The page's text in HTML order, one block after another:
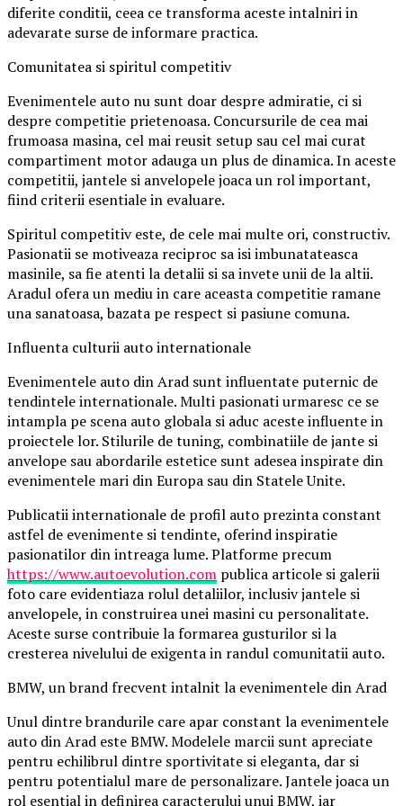
diferite conditii, ceea ce transforma aceste intalniri in
adevarate surse de informare practica.
Comunitatea si spiritul competitiv
Evenimentele auto nu sunt doar despre admiratie, ci si
despre competitie prietenoasa. Concursurile de cea mai
frumoasa masina, cel mai reusit setup sau cel mai curat
compartiment motor adauga un plus de dinamica. In aceste
competitii, jantele si anvelopele joaca un rol important,
fiind criterii esentiale in evaluare.
Spiritul competitiv este, de cele mai multe ori, constructiv.
Pasionatii se motiveaza reciproc sa isi imbunatateasca
masinile, sa fie atenti la detalii si sa invete unii de la altii.
Aradul ofera un mediu in care aceasta competitie ramane
una sanatoasa, bazata pe respect si pasiune comuna.
Influenta culturii auto internationale
Evenimentele auto din Arad sunt influentate puternic de
tendintele internationale. Multi pasionati urmaresc ce se
intampla pe scena auto globala si aduc aceste influente in
proiectele lor. Stilurile de tuning, combinatiile de jante si
anvelope sau abordarile estetice sunt adesea inspirate din
evenimentele mari din Europa sau din Statele Unite.
Publicatii internationale de profil auto prezinta constant
astfel de evenimente si tendinte, oferind inspiratie
pasionatilor din intreaga lume. Platforme precum
https://www.autoevolution.com publica articole si galerii
foto care evidentiaza rolul detaliilor, inclusiv jantele si
anvelopele, in construirea unei masini cu personalitate.
Aceste surse contribuie la formarea gusturilor si la
cresterea nivelului de exigenta in randul comunitatii auto.
BMW, un brand frecvent intalnit la evenimentele din Arad
Unul dintre brandurile care apar constant la evenimentele
auto din Arad este BMW. Modelele marcii sunt apreciate
pentru echilibrul dintre sportivitate si eleganta, dar si
pentru potentialul mare de personalizare. Jantele joaca un
rol esential in definirea caracterului unui BMW, iar